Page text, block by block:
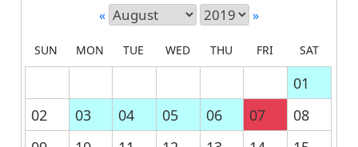
« »
SUN MON TUE WED THU FRI SAT
01
02
03 04 05 06 07
08